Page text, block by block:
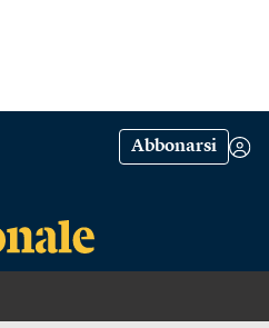
Abbonarsi